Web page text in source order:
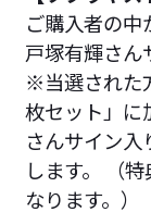
ご購入者の中
戸塚有輝さん
※当選された
枚セット」に
さんサイン
します。 （
なります。）